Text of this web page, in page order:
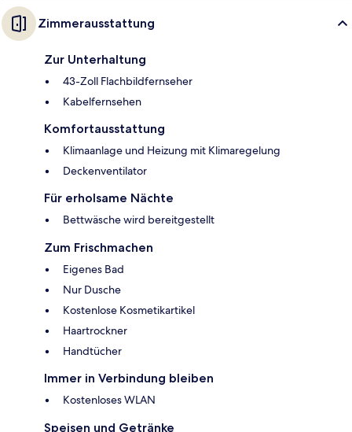
Zimmerausstattung
Zur Unterhaltung
43-Zoll Flachbildfernseher
Kabelfernsehen
Komfortausstattung
Klimaanlage und Heizung mit Klimaregelung
Deckenventilator
Für erholsame Nächte
Bettwäsche wird bereitgestellt
Zum Frischmachen
Eigenes Bad
Nur Dusche
Kostenlose Kosmetikartikel
Haartrockner
Handtücher
Immer in Verbindung bleiben
Kostenloses WLAN
Speisen und Getränke